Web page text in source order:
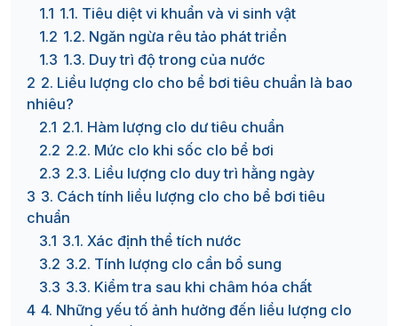
1.1 1.1. Tiêu diệt vi khuẩn và vi sinh vật
1.2 1.2. Ngăn ngừa rêu tảo phát triển
1.3 1.3. Duy trì độ trong của nước
2 2. Liều lượng clo cho bể bơi tiêu chuẩn là bao
nhiêu?
2.1 2.1. Hàm lượng clo dư tiêu chuẩn
2.2 2.2. Mức clo khi sốc clo bể bơi
2.3 2.3. Liều lượng clo duy trì hằng ngày
3 3. Cách tính liều lượng clo cho bể bơi tiêu
chuẩn
3.1 3.1. Xác định thể tích nước
3.2 3.2. Tính lượng clo cần bổ sung
3.3 3.3. Kiểm tra sau khi châm hóa chất
4 4. Những yếu tố ảnh hưởng đến liều lượng clo